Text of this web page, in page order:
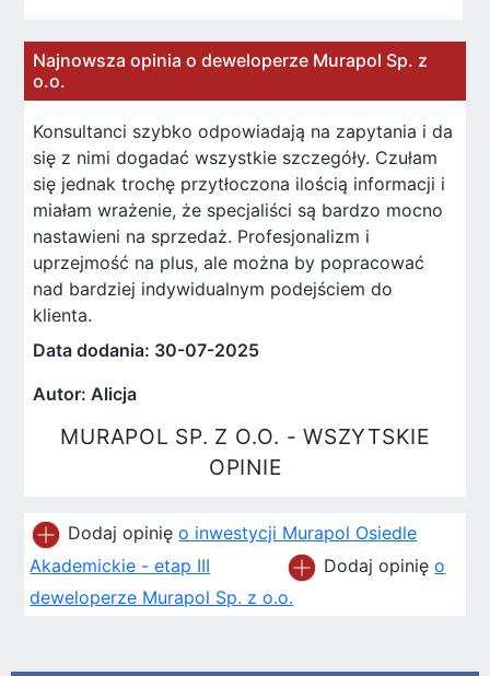
Najnowsza opinia o deweloperze Murapol Sp. z
o.o.
Konsultanci szybko odpowiadają na zapytania i da
się z nimi dogadać wszystkie szczegóły. Czułam
się jednak trochę przytłoczona ilością informacji i
miałam wrażenie, że specjaliści są bardzo mocno
nastawieni na sprzedaż. Profesjonalizm i
uprzejmość na plus, ale można by popracować
nad bardziej indywidualnym podejściem do
klienta.
Data dodania: 30-07-2025
Autor: Alicja
MURAPOL SP. Z O.O. - WSZYTSKIE
OPINIE
Dodaj opinięo inwestycji Murapol Osiedle
Akademickie - etap III
Dodaj opinięo
deweloperze Murapol Sp. z o.o.